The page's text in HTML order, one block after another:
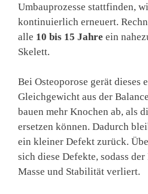
Umbauprozesse stattfinden,
kontinuierlich erneuert.
alle 10 bis 15 Jahre ein
Skelett.
Bei Osteoporose gerät dieses
Gleichgewicht aus der
bauen mehr Knochen ab, als
ersetzen können. Dadurch
ein kleiner Defekt zurück.
sich diese Defekte, sodass
Masse und Stabilität verliert.